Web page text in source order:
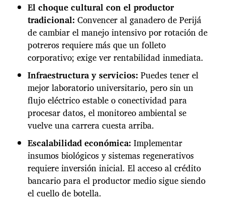
a
c
a
o
y
l
e
c
h
e
z
u
l
i
a
n
o
s
El choque cultural con el productor
tradicional: Convencer al ganadero de Perijá
de cambiar el manejo intensivo por rotación de
potreros requiere más que un folleto
corporativo; exige ver rentabilidad inmediata.
Infraestructura y servicios: Puedes tener el
mejor laboratorio universitario, pero sin un
flujo eléctrico estable o conectividad para
procesar datos, el monitoreo ambiental se
vuelve una carrera cuesta arriba.
Escalabilidad económica: Implementar
insumos biológicos y sistemas regenerativos
requiere inversión inicial. El acceso al crédito
bancario para el productor medio sigue siendo
el cuello de botella.